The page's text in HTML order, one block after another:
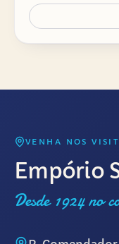
VENHA NOS
Empório
Desde 1924 no